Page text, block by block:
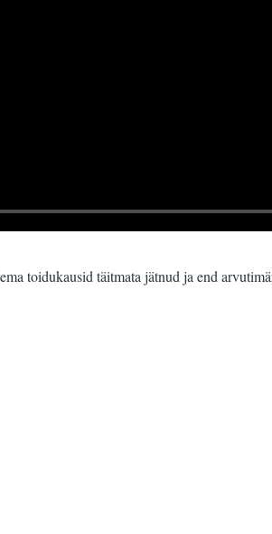
toidukausid täitmata jätnud ja end